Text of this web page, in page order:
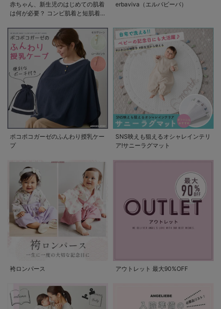
赤ちゃん、新生児のはじめての肌着
は何が必要？ コンビ肌着と短肌着
erbaviva（エルバビーバ）
ポコポコガーゼのふんわり授乳ケー
プ
SNS映えも狙えるオシャレインテリ
ア!サニーラグマット
袴ロンパース アウトレット 最大90%OFF